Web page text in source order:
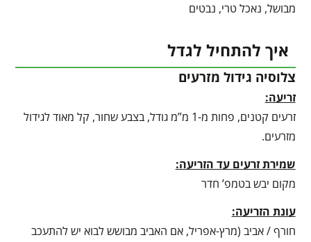
מבושל, נאכל טרי, נבטים
איך להתחיל לגדל
צלוסיה גידול מזרעים
זריעה:
זרעים קטנים, פחות מ-1 מ”מ גודל, בצבע שחור, קל מאוד לגידול
מזרעים.
שמירת זרעים עד הזריעה:
מקום יבש בטמפ’ חדר
עונת הזריעה:
חורף / אביב (מרץ-אפריל, אם האביב מבושש לבוא יש להתעכב